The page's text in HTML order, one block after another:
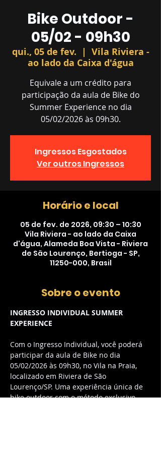
Bike Outdoor -
05/02 - 09h30
qui., 05 de fev.
  |
Vila Riviera -
ao lado da Caixa d'água
Equivale a um crédito para
participação da aula de Bike do
Summer Experience no dia
05/02/2026 às 09h30.
Ingressos Esgostados
Ver outros Ingressos
Horário e local
05 de fev. de 2026, 09:30 – 10:30
Vila Riviera - ao lado da Caixa
d'água, Alameda Boa Vista - Riviera
de São Lourenço, Bertioga - SP,
11250-000, Brasil
Sobre o evento
INGRESSO INDIVIDUAL SUMMER
EXPERIENCE
Com o Ingresso Individual, você poderá
participar da aula de Bike no dia
05/02/2026 às 09h30, no Vila na Praia,
localizado em Riviera de São
Lourenço/SP. Uma experiência única de
bike outdoor com o método exclusivo